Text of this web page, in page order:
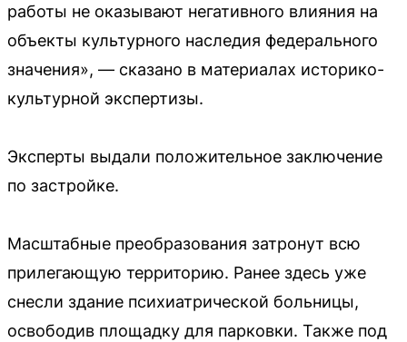
работы не оказывают негативного влияния на
объекты культурного наследия федерального
значения», — сказано в материалах историко-
культурной экспертизы.
Эксперты выдали положительное заключение
по застройке.
Масштабные преобразования затронут всю
прилегающую территорию. Ранее здесь уже
снесли здание психиатрической больницы,
освободив площадку для парковки. Также под